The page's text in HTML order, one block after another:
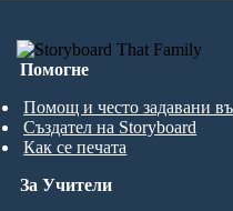
Помогне
Помощ и често задавани
Създател на Storyboard
Как се печата
За Учители